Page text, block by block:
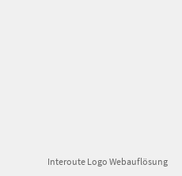
Interoute Logo Webauflösung